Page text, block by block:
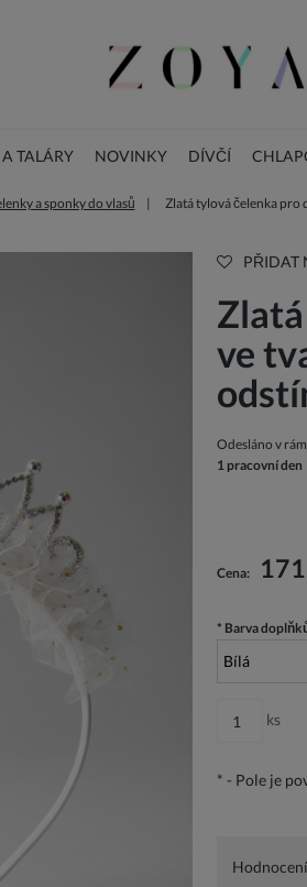
TALÁRY NOVINKY DÍVČÍ
a sponky do vlasů Zlatá tylová čelenka pro
PŘIDAT
ve
Odesláno v
1 pracovní den
Cena
Cena:
* Barva
ks
* - Pole je